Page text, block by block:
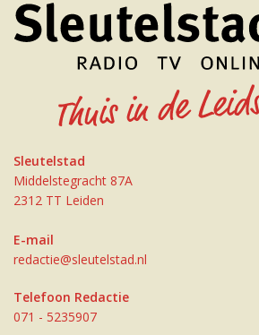
Sleutelstad
Middelstegracht 87A
2312 TT Leiden
E-mail
redactie@sleutelstad.nl
Telefoon Redactie
071 - 5235907